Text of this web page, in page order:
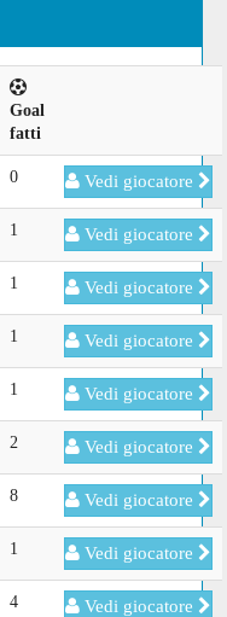
Goal
fatti
0 Vedi giocatore
1 Vedi giocatore
1 Vedi giocatore
1 Vedi giocatore
1 Vedi giocatore
2 Vedi giocatore
8 Vedi giocatore
1 Vedi giocatore
4 Vedi giocatore